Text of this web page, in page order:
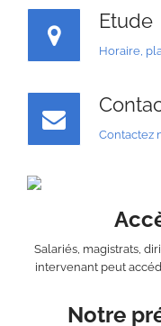
Etude
Horaire,
Contactez
Salariés, magistrats,
intervenant peut
Notre